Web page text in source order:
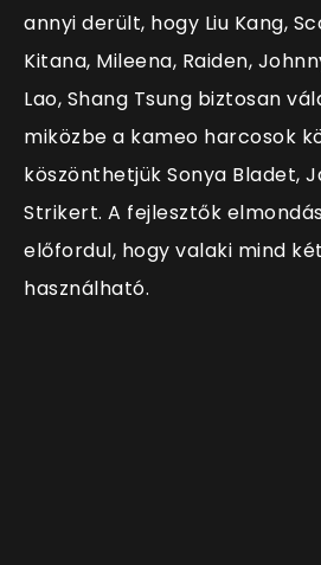
annyi derült, hogy Liu Kang,
Kitana, Mileena, Raiden,
Lao, Shang Tsung biztosan
miközbe a kameo harcosok
köszönthetjük Sonya Bladet,
Strikert. A fejlesztők
előfordul, hogy valaki mind
használható.